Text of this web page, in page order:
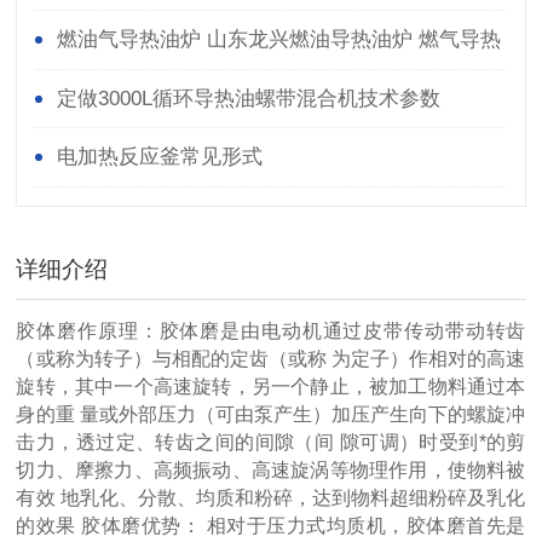
燃油气导热油炉 山东龙兴燃油导热油炉 燃气导热
油炉定做3000L循环导热油螺带混合机技术参数
电加热反应釜常见形式
详细介绍
胶体磨作原理：胶体磨是由电动机通过皮带传动带动转齿
（或称为转子）与相配的定齿（或称 为定子）作相对的高速
旋转，其中一个高速旋转，另一个静止，被加工物料通过本
身的重 量或外部压力（可由泵产生）加压产生向下的螺旋冲
击力，透过定、转齿之间的间隙（间 隙可调）时受到*的剪
切力、摩擦力、高频振动、高速旋涡等物理作用，使物料被
有效 地乳化、分散、均质和粉碎，达到物料超细粉碎及乳化
的效果 胶体磨优势： 相对于压力式均质机，胶体磨首先是